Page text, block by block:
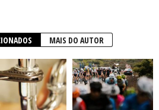
MAIS DO AUTOR